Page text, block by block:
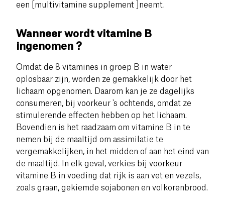
een [multivitamine supplement ]neemt.
Wanneer wordt vitamine B
ingenomen ?
Omdat de 8 vitamines in groep B in water
oplosbaar zijn, worden ze gemakkelijk door het
lichaam opgenomen. Daarom kan je ze dagelijks
consumeren, bij voorkeur 's ochtends, omdat ze
stimulerende effecten hebben op het lichaam.
Bovendien is het raadzaam om vitamine B in te
nemen bij de maaltijd om assimilatie te
vergemakkelijken, in het midden of aan het eind van
de maaltijd. In elk geval, verkies bij voorkeur
vitamine B in voeding dat rijk is aan vet en vezels,
zoals graan, gekiemde sojabonen en volkorenbrood.